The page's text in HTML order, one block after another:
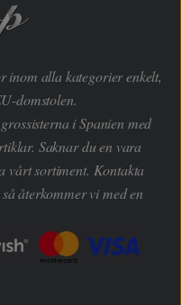
inom alla kategorier enkelt,
domstolen.
i Spanien med
Saknar du en vara
vårt sortiment. Kontakta
så återkommer vi med en